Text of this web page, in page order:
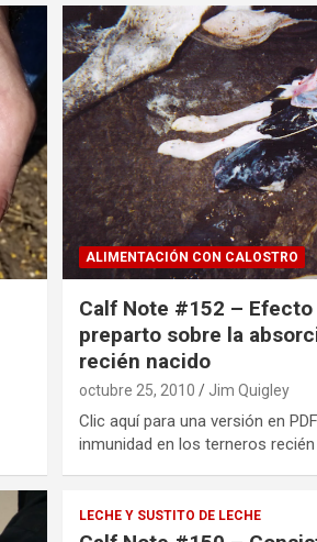
ALIMENTACIÓN CON CALOSTRO
Calf Note #152 –
preparto sobre la
recién nacido
octubre 25, 2010 Jim Quigley
Clic aquí para una versión en
inmunidad en los terneros
LECHE Y SUSTITO DE LECHE